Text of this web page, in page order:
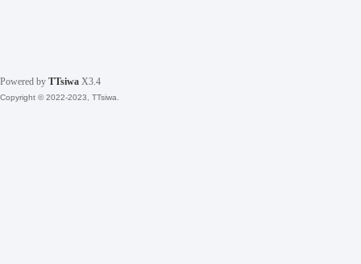
Powered by TTsiwa X3.4
Copyright © 2022-2023, TTsiwa.